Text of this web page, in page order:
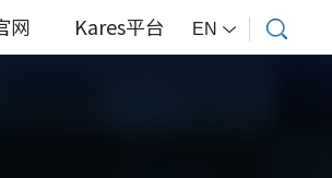
EN
网 Kares平台